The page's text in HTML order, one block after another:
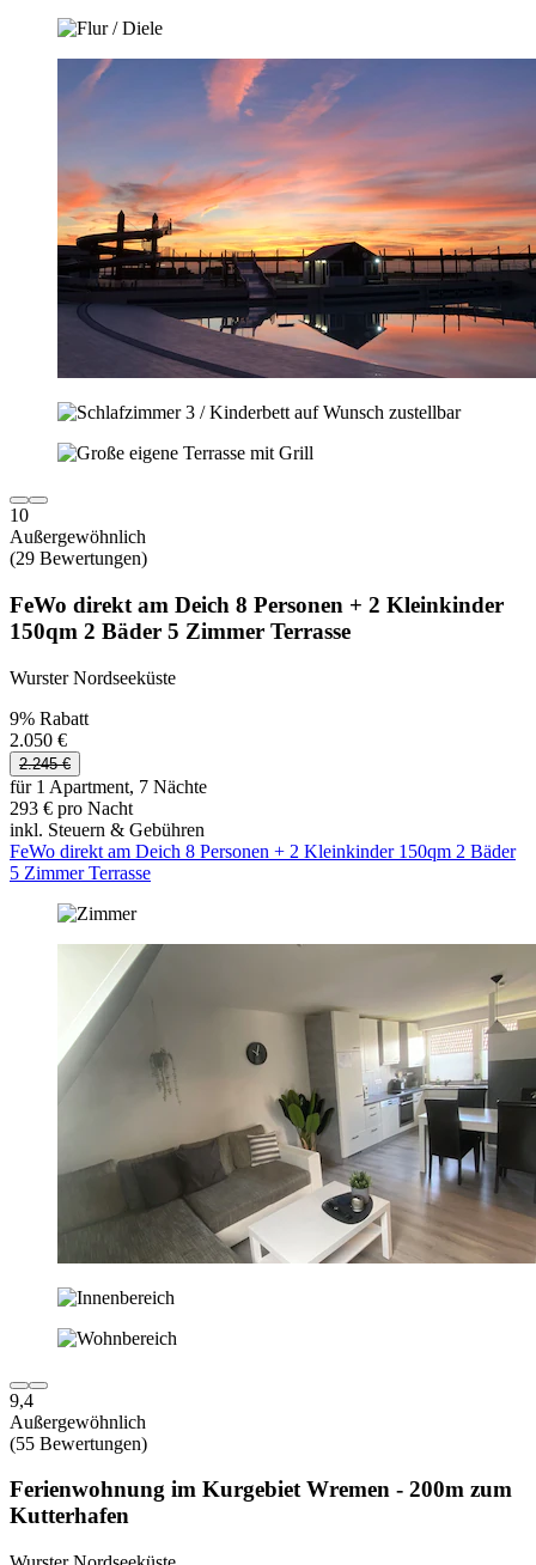
10
Außergewöhnlich
(29 Bewertungen)
FeWo direkt am Deich 8 Personen + 2 Kleinkinder
150qm 2 Bäder 5 Zimmer Terrasse
Wurster Nordseeküste
9% Rabatt
2.050 €
2.245 €
für 1 Apartment, 7 Nächte
293 € pro Nacht
inkl. Steuern & Gebühren
FeWo direkt am Deich 8 Personen + 2 Kleinkinder 150qm 2 Bäder
5 Zimmer Terrasse
9,4
Außergewöhnlich
(55 Bewertungen)
Ferienwohnung im Kurgebiet Wremen - 200m zum
Kutterhafen